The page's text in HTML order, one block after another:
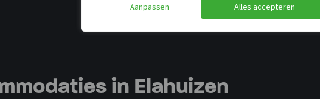
Aanpassen Alles accepteren
in Elahuizen